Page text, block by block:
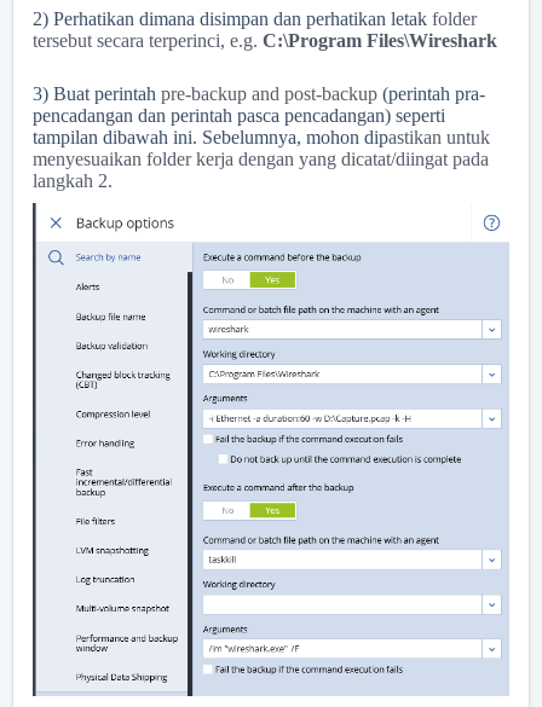
2) Perhatikan dimana disimpan dan perhatikan letak folder
tersebut secara terperinci, e.g. C:\Program Files\Wireshark
3) Buat perintah pre-backup and post-backup (perintah pra-
pencadangan dan perintah pasca pencadangan) seperti
tampilan dibawah ini. Sebelumnya, mohon dipastikan untuk
menyesuaikan folder kerja dengan yang dicatat/diingat pada
langkah 2.